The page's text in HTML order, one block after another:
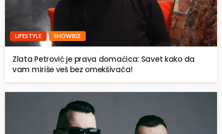
LIFESTYLE SHOWBIZ
Zlata Petrović je prava domaćica: Savet kako da
vam miriše veš bez omekšivača!